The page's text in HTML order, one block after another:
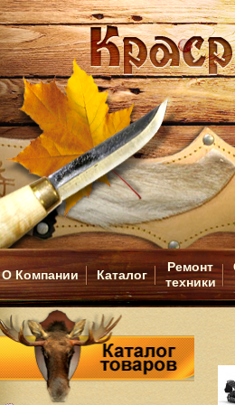
О Компании Каталог
Ремонт
техники